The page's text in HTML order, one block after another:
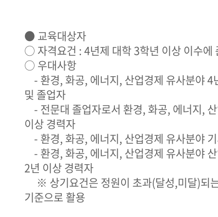
● 교육대상자
○ 자격요건 : 4년제 대학 3학년 이상 이수에
○ 우대사항
- 환경, 화공, 에너지, 산업경제 유사분야 4
및 졸업자
- 전문대 졸업자로서 환경, 화공, 에너지,
이상 경력자
- 환경, 화공, 에너지, 산업경제 유사분야
- 환경, 화공, 에너지, 산업경제 유사분야
2년 이상 경력자
※ 상기요건은 정원이 초과(달성,미달)되
기준으로 활용